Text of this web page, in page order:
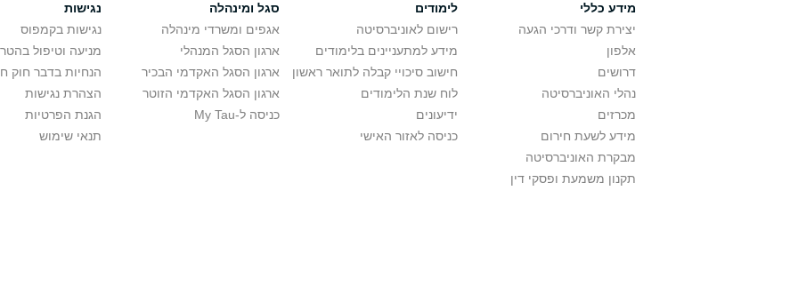
מידע כללי
יצירת קשר ודרכי הגעה
אלפון
דרושים
נהלי האוניברסיטה
מכרזים
מידע לשעת חירום
מבקרת האוניברסיטה
תקנון משמעת ופסקי דין
לימודים
רישום לאוניברסיטה
מידע למתעניינים בלימודים
חישוב סיכויי קבלה לתואר ראשון
לוח שנת הלימודים
ידיעונים
כניסה לאזור האישי
סגל ומינהלה
אגפים ומשרדי מינהלה
ארגון הסגל המנהלי
ארגון הסגל האקדמי הבכיר
ארגון הסגל האקדמי הזוטר
כניסה ל-My Tau
נגישות
נגישות בקמפוס
מניעה וטיפול
הנחיות בדבר חוק
הצהרת נגישות
הגנת הפרטיות
תנאי שימוש